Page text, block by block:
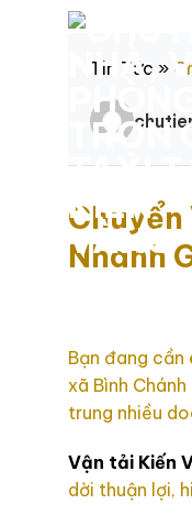
Tin Tức »
Chuyển
Nhanh
Bạn đang cần
xã Bình
trung nhiều
Vận tải Kiến
dời thuận lợi,